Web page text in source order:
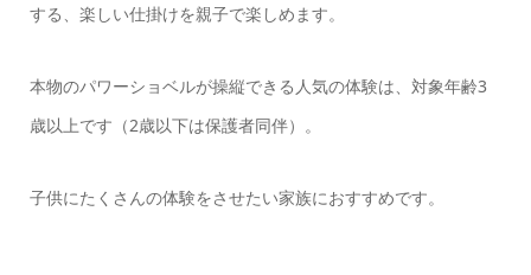
する、楽しい仕掛けを親子で楽しめます。
本物のパワーショベルが操縦できる人気の体験は、対象年齢3
歳以上です（2歳以下は保護者同伴）。
子供にたくさんの体験をさせたい家族におすすめです。